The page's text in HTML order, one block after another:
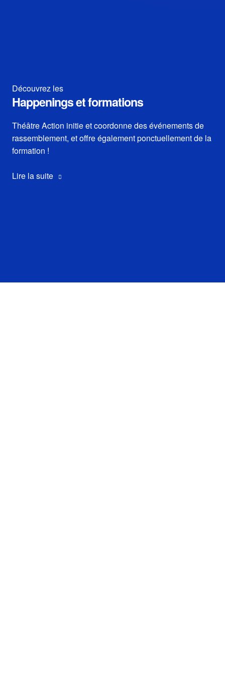
Découvrez les
Happenings et formations
Théâtre Action initie et coordonne des événements de
rassemblement, et offre également ponctuellement de la
formation !
Lire la suite